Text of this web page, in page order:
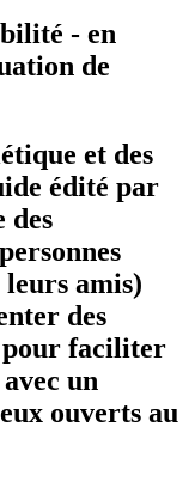
- en
de
et des
édité par
des
leurs amis)
des
pour faciliter
un
ouverts au